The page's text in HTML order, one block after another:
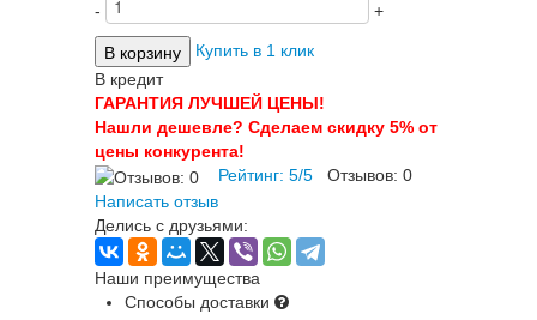
-
+
Купить в 1 клик
В кредит
ГАРАНТИЯ ЛУЧШЕЙ ЦЕНЫ!
Нашли дешевле? Сделаем скидку 5% от
цены конкурента!
Рейтинг: 5/5 Отзывов: 0
Написать отзыв
Делись с друзьями:
Наши преимущества
Способы доставки